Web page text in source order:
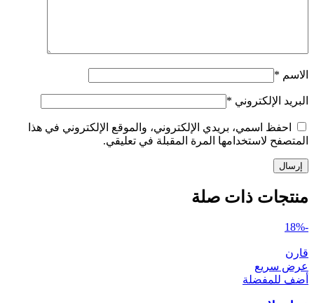
الاسم *
البريد الإلكتروني *
احفظ اسمي، بريدي الإلكتروني، والموقع الإلكتروني في هذا
المتصفح لاستخدامها المرة المقبلة في تعليقي.
منتجات ذات صلة
-18%
قارن
عرض سريع
أضف للمفضلة